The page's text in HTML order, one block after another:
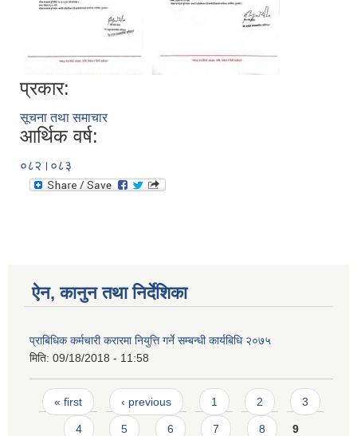
प्रकार:
सूचना तथा समाचार
आर्थिक वर्ष:
०८२।०८३
ऐन, कानुन तथा निर्देशिका
प्राबिधिक कर्मचारी करारमा नियुत्ति गर्ने सम्बन्धी कार्यबिधि २०७५
मिति: 09/18/2018 - 11:58
Pages
« first ‹ previous 1 2 3
4 5 6 7 8 9